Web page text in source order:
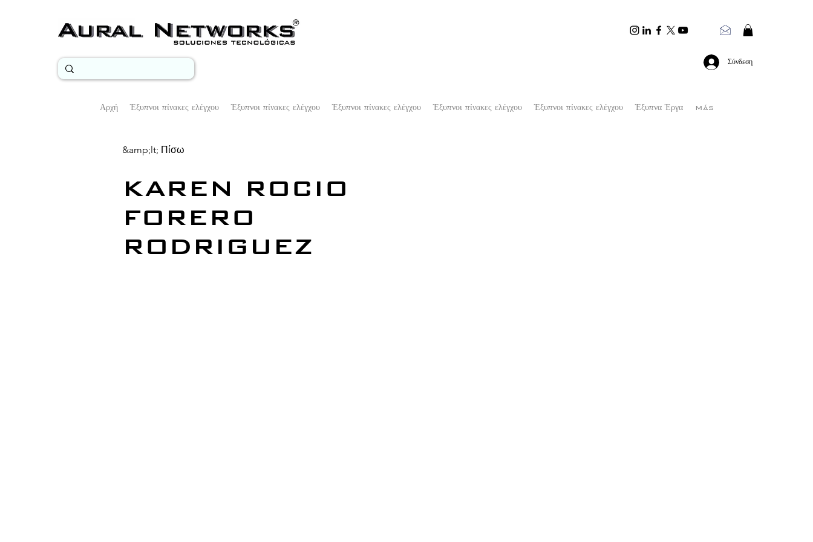
Σύνδεση
Αρχή Έξυπνοι πίνακες ελέγχου Έξυπνοι πίνακες ελέγχου Έξυπνοι πίνακες ελέγχου Έξυπνοι πίνακες ελέγχου Έξυπνοι πίνακες ελέγχου Έξυπνα Έργα Más
&amp;lt; Πίσω
KAREN ROCIO
FORERO
RODRIGUEZ